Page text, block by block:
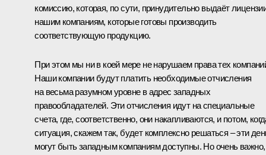
комиссию, которая, по сути, принудительно выдаёт
нашим компаниям, которые готовы производить
соответствующую продукцию.
При этом мы ни в коей мере не нарушаем права тех
Наши компании будут платить необходимые отчисления
на весьма разумном уровне в адрес западных
правообладателей. Эти отчисления идут на специальные
счета, где, соответственно, они накапливаются, и потом,
ситуация, скажем так, будет комплексно решаться – эти
могут быть западным компаниям доступны. Но очень важно,